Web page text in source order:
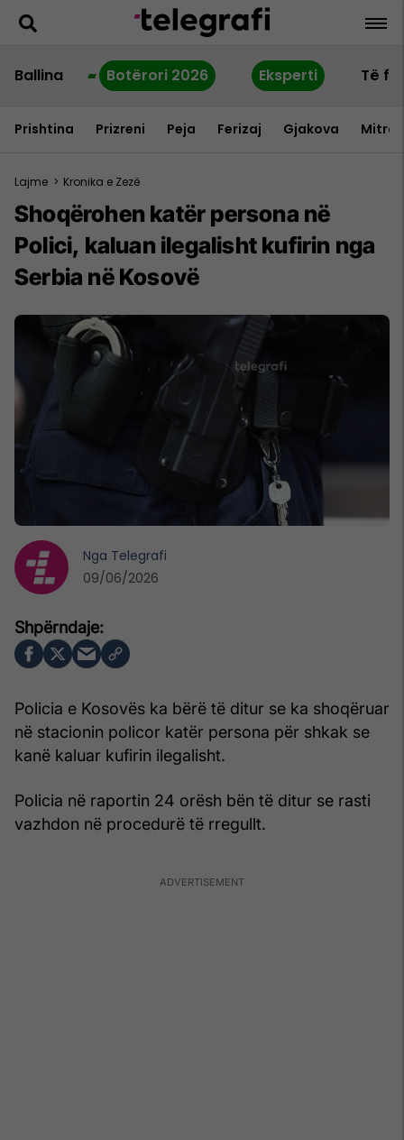
Ballina Botërori 2026 Eksperti Të
Prishtina Prizreni Peja Ferizaj Gjakova
Lajme > Kronika e Zezë
Shoqërohen katër persona në
Polici, kaluan ilegalisht kufirin nga
Serbia në Kosovë
Policia e Kosovës ka bërë të ditur se ka shoqëruar
në stacionin policor katër persona për shkak se
kanë kaluar kufirin ilegalisht.
Policia në raportin 24 orësh bën të ditur se rasti
vazhdon në procedurë të rregullt.
Nga Telegrafi
09/06/2026